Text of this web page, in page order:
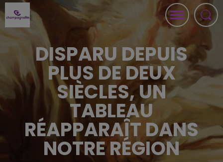
DISPARU DEPUIS
PLUS DE DEUX
SIÈCLES, UN
TABLEAU
RÉAPPARAÎT DANS
NOTRE RÉGION